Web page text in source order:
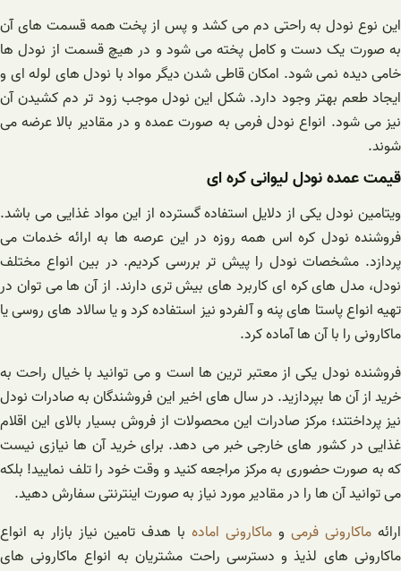
این نوع نودل به راحتی دم می کشد و پس از پخت همه قسمت های آن
به صورت یک دست و کامل پخته می شود و در هیچ قسمت از نودل ها
خامی دیده نمی شود. امکان قاطی شدن دیگر مواد با نودل های لوله ای و
ایجاد طعم بهتر وجود دارد. شکل این نودل موجب زود تر دم کشیدن آن
نیز می شود. انواع نودل فرمی به صورت عمده و در مقادیر بالا عرضه می
شوند.
قیمت عمده نودل لیوانی کره ای
ویتامین نودل یکی از دلایل استفاده گسترده از این مواد غذایی می باشد.
فروشنده نودل کره اس همه روزه در این عرصه ها به ارائه خدمات می
پردازد. مشخصات نودل را پیش تر بررسی کردیم. در بین انواع مختلف
نودل، مدل های کره ای کاربرد های بیش تری دارند. از آن ها می توان در
تهیه انواع پاستا های پنه و آلفردو نیز استفاده کرد و یا سالاد های روسی یا
ماکارونی را با آن ها آماده کرد.
فروشنده نودل یکی از معتبر ترین ها است و می توانید با خیال راحت به
خرید از آن ها بپردازید. در سال های اخیر این فروشندگان به صادراتنودل
نیز پرداختند؛ مرکز صادرات این محصولات از فروش بسیار بالای این اقلام
غذایی در کشور های خارجی خبر می دهد. برای خرید آن ها نیازی نیست
که به صورت حضوری به مرکز مراجعه کنید و وقت خود را تلف نمایید! بلکه
می توانید آن ها را در مقادیر مورد نیاز به صورت اینترنتی سفارش دهید.
ارائه ماکارونی فرمی و ماکارونی اماده با هدف تامین نیاز بازار به انواع
ماکارونی های لذیذ و دسترسی راحت مشتریان به انواع ماکارونی های